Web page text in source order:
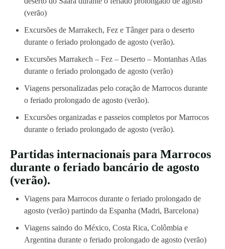
(verão)
Excursões de Marrakech, Fez e Tânger para o deserto
durante o feriado prolongado de agosto (verão).
Excursões Marrakech – Fez – Deserto – Montanhas Atlas
durante o feriado prolongado de agosto (verão)
Viagens personalizadas pelo coração de Marrocos durante
o feriado prolongado de agosto (verão).
Excursões organizadas e passeios completos por Marrocos
durante o feriado prolongado de agosto (verão).
Partidas internacionais para Marrocos
durante o feriado bancário de agosto
(verão).
Viagens para Marrocos durante o feriado prolongado de
agosto (verão) partindo da Espanha (Madri, Barcelona)
Viagens saindo do México, Costa Rica, Colômbia e
Argentina durante o feriado prolongado de agosto (verão)